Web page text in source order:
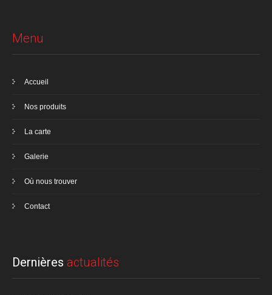
Menu
Accueil
Nos produits
La carte
Galerie
Où nous trouver
Contact
Dernières actualités